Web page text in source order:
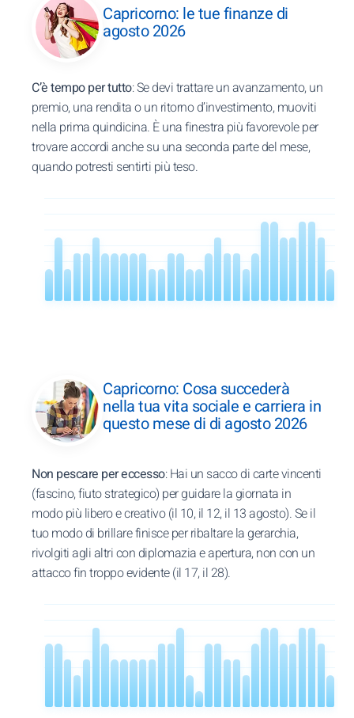
Capricorno: le tue finanze di
agosto 2026
C’è tempo per tutto: Se devi trattare un avanzamento, un
premio, una rendita o un ritorno d’investimento, muoviti
nella prima quindicina. È una finestra più favorevole per
trovare accordi anche su una seconda parte del mese,
quando potresti sentirti più teso.
Capricorno: Cosa succederà
nella tua vita sociale e carriera in
questo mese di di agosto 2026
Non pescare per eccesso: Hai un sacco di carte vincenti
(fascino, fiuto strategico) per guidare la giornata in
modo più libero e creativo (il 10, il 12, il 13 agosto). Se il
tuo modo di brillare finisce per ribaltare la gerarchia,
rivolgiti agli altri con diplomazia e apertura, non con un
attacco fin troppo evidente (il 17, il 28).